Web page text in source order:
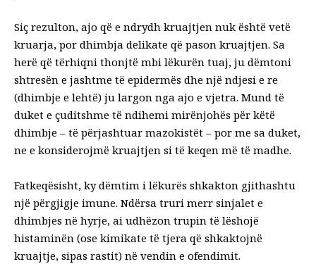
Siç rezulton, ajo që e ndrydh kruajtjen nuk është vetë
kruarja, por dhimbja delikate që pason kruajtjen. Sa
herë që tërhiqni thonjtë mbi lëkurën tuaj, ju dëmtoni
shtresën e jashtme të epidermës dhe një ndjesi e re
(dhimbje e lehtë) ju largon nga ajo e vjetra. Mund të
duket e çuditshme të ndihemi mirënjohës për këtë
dhimbje – të përjashtuar mazokistët – por me sa duket,
ne e konsiderojmë kruajtjen si të keqen më të madhe.
Fatkeqësisht, ky dëmtim i lëkurës shkakton gjithashtu
një përgjigje imune. Ndërsa truri merr sinjalet e
dhimbjes në hyrje, ai udhëzon trupin të lëshojë
histaminën (ose kimikate të tjera që shkaktojnë
kruajtje, sipas rastit) në vendin e ofendimit.